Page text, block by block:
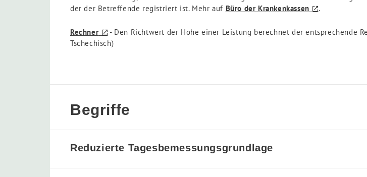
der der Betreffende registriert ist. Mehr auf Büro der Krankenkassen .
Rechner
- Den Richtwert der Höhe einer Leistung berechnet der entsprechende
Tschechisch)
Begriffe
Reduzierte Tagesbemessungsgrundlage